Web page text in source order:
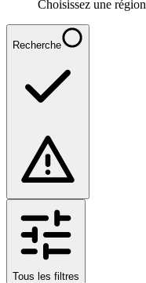
Choisissez une région
Recherche
Tous les filtres